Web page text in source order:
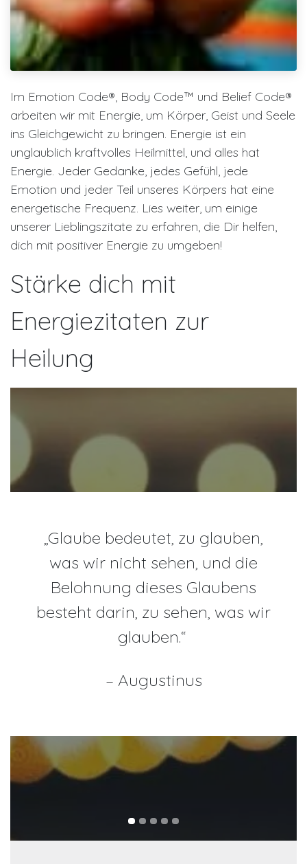
Im Emotion Code®, Body Code™ und Belief Code®
arbeiten wir mit Energie, um Körper, Geist und Seele
ins Gleichgewicht zu bringen. Energie ist ein
unglaublich kraftvolles Heilmittel, und alles hat
Energie. Jeder Gedanke, jedes Gefühl, jede
Emotion und jeder Teil unseres Körpers hat eine
energetische Frequenz. Lies weiter, um einige
unserer Lieblingszitate zu erfahren, die Dir helfen,
dich mit positiver Energie zu umgeben!
Stärke dich mit
Energiezitaten zur
Heilung
„Glaube bedeutet, zu glauben,
was wir nicht sehen, und die
Belohnung dieses Glaubens
besteht darin, zu sehen, was wir
glauben.“
– Augustinus